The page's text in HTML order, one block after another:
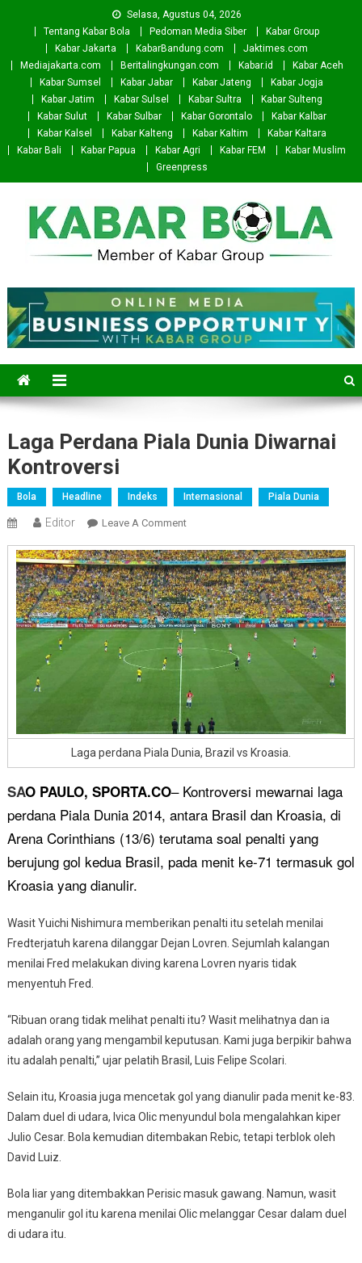
Selasa, Agustus 04, 2026
Tentang Kabar Bola
Pedoman Media Siber
Kabar Group
Kabar Jakarta
KabarBandung.com
Jaktimes.com
Mediajakarta.com
Beritalingkungan.com Kabar.id
Kabar Aceh
Kabar Sumsel
Kabar Jabar Kabar Jateng
Kabar Jogja
Kabar Jatim
Kabar Sulsel Kabar Sultra
Kabar Sulteng
Kabar Sulut
Kabar Sulbar Kabar Gorontalo
Kabar Kalbar
Kabar Kalsel
Kabar Kalteng Kabar Kaltim
Kabar Kaltara
Kabar Bali
Kabar Papua Kabar Agri Kabar FEM
Kabar Muslim
Greenpress
Kabar Bola
Laga Perdana Piala Dunia Diwarnai
Kontroversi
Bola Headline Indeks Internasional Piala Dunia
Editor Leave A CommentOn
Perdana
Piala
Dunia
Diwarnai
Kontroversi
Laga perdana Piala Dunia, Brazil vs Kroasia.
SAO PAULO, SPORTA.CO– Kontroversi mewarnai laga
perdana Piala Dunia 2014, antara Brasil dan Kroasia, di
Arena Corinthians (13/6) terutama soal penalti yang
berujung gol kedua Brasil, pada menit ke-71 termasuk gol
Kroasia yang dianulir.
Wasit Yuichi Nishimura memberikan penalti itu setelah menilai
Fredterjatuh karena dilanggar Dejan Lovren. Sejumlah kalangan
menilai Fred melakukan diving karena Lovren nyaris tidak
menyentuh Fred.
“Ribuan orang tidak melihat penalti itu? Wasit melihatnya dan ia
adalah orang yang mengambil keputusan. Kami juga berpikir bahwa
itu adalah penalti,” ujar pelatih Brasil, Luis Felipe Scolari.
Selain itu, Kroasia juga mencetak gol yang dianulir pada menit ke-83.
Dalam duel di udara, Ivica Olic menyundul bola mengalahkan kiper
Julio Cesar. Bola kemudian ditembakan Rebic, tetapi terblok oleh
David Luiz.
Bola liar yang ditembakkan Perisic masuk gawang. Namun, wasit
menganulir gol itu karena menilai Olic melanggar Cesar dalam duel
di udara itu.